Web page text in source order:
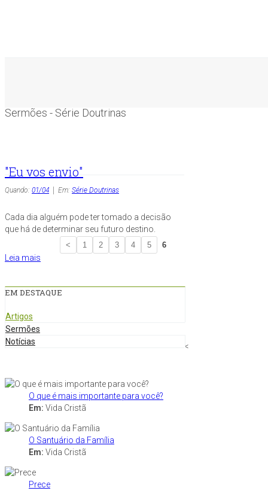
Sermões - Série Doutrinas
"Eu vos envio"
Quando: 01/04 Em: Série Doutrinas
Cada dia alguém pode ter tomado a decisão
que há de determinar seu futuro destino.
Leia mais
< 1 2 3 4 5 6
EM DESTAQUE
Artigos
Sermões
Notícias
O que é mais importante para você?
Em: Vida Cristã
O Santuário da Família
Em: Vida Cristã
Prece
<